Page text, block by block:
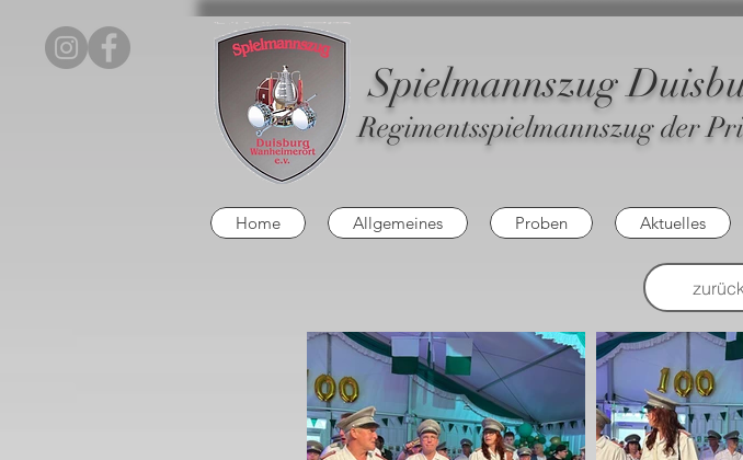
Spielmannszug
Regimentsspielmannszug der
Home Allgemeines Proben Aktuelles
zurück